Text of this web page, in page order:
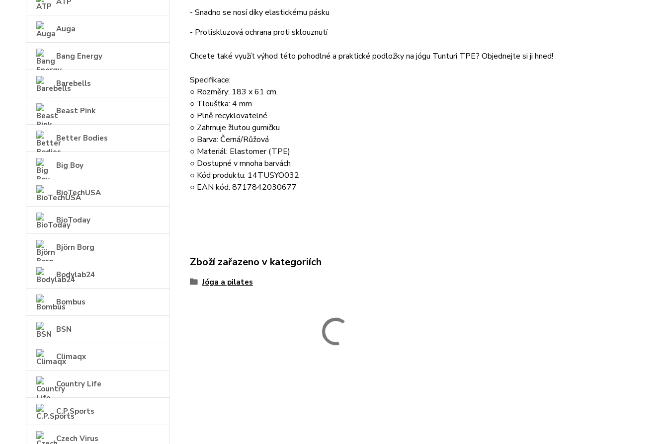
Auga
Bang Energy
Barebells
Beast Pink
Better Bodies
Big Boy
BioTechUSA
BioToday
Björn Borg
Bodylab24
Bombus
BSN
Climaqx
Country Life
C.P.Sports
Czech Virus
- Snadno se nosí díky elastickému pásku
- Protiskluzová ochrana proti sklouznutí
Chcete také využít výhod této pohodlné a praktické podložky na jógu Tunturi TPE? Objednejte si ji hned!
Specifikace:
○ Rozměry: 183 x 61 cm.
○ Tloušťka: 4 mm
○ Plně recyklovatelné
○ Zahrnuje žlutou gumičku
○ Barva: Černá/Růžová
○ Materiál: Elastomer (TPE)
○ Dostupné v mnoha barvách
○ Kód produktu: 14TUSYO032
○ EAN kód: 8717842030677
Zboží zařazeno v kategoriích
Jóga a pilates